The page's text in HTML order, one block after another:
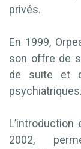
privés.
En 1999,
son offre de
de suite et
psychiatriques.
2002,